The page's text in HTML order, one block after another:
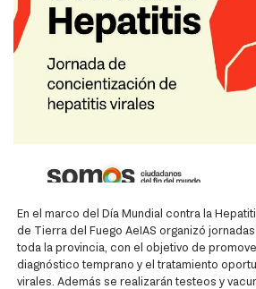
En el marco del Día Mundial contra la
de Tierra del Fuego AeIAS organizó
toda la provincia, con el objetivo de
diagnóstico temprano y el tratamiento
virales. Además se realizarán testeos y